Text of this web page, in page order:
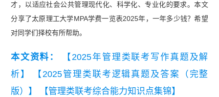
才，以适应社会公共管理现代化、科学化、专业化的要求。本文
分享了太原理工大学MPA学费一览表2025年，一年多少钱？希望
对同学们择校有所帮助。
本文资料：
【2025年管理类联考写作真题及解
析】
【2025管理类联考逻辑真题及答案（完整
版）】
【管理类联考综合能力知识点集锦】